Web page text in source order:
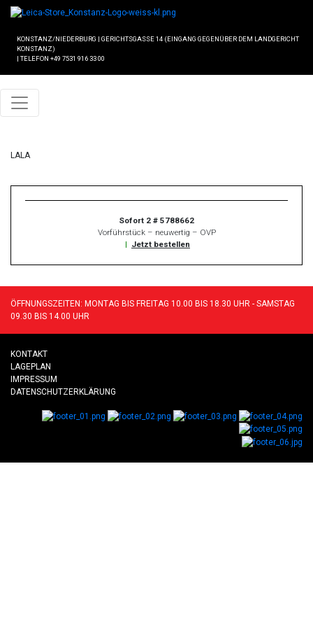
KONSTANZ/NIEDERBURG | GERICHTSGASSE 14 (EINGANG GEGENÜBER DEM LANDGERICHT
KONSTANZ)
| TELEFON +49 7531 916 33 00
LALA
Sofort 2 # 5788662
Vorführstück – neuwertig – OVP
| Jetzt bestellen
ÖFFNUNGSZEITEN: MONTAG BIS FREITAG 10.00 BIS 18.30 UHR - SAMSTAG
09.30 BIS 14.00 UHR
KONTAKT
LAGEPLAN
IMPRESSUM
DATENSCHUTZERKLÄRUNG